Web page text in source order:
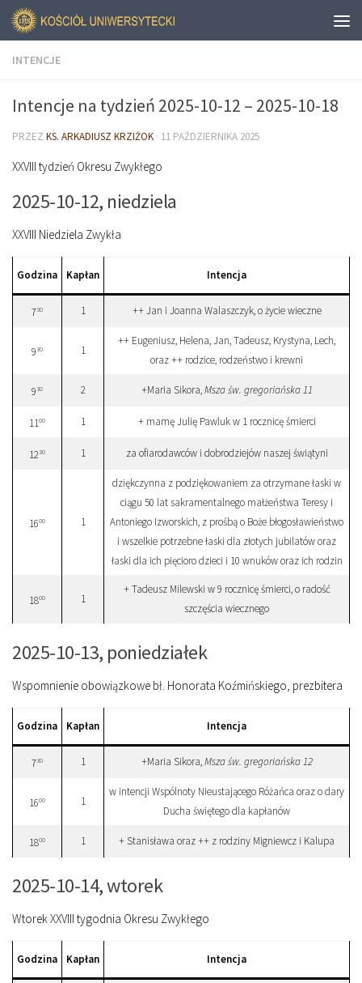
INTENCJE
Intencje na tydzień 2025-10-12 – 2025-10-18
PRZEZ KS. ARKADIUSZ KRZIŻOK · 11 PAŹDZIERNIKA 2025
XXVIII tydzień Okresu Zwykłego
2025-10-12, niedziela
XXVIII Niedziela Zwykła
Godzina Kapłan Intencja
730 1 ++ Jan i Joanna Walaszczyk, o życie wieczne
930 1
++ Eugeniusz, Helena, Jan, Tadeusz, Krystyna, Lech,
oraz ++ rodzice, rodzeństwo i krewni
930 2 +Maria Sikora,Msza św. gregoriańska 11
1100 1 + mamę Julię Pawluk w 1 rocznicę śmierci
1230 1 za ofiarodawców i dobrodziejów naszej świątyni
1600 1
dziękczynna z podziękowaniem za otrzymane łaski w
ciągu 50 lat sakramentalnego małżeństwa Teresy i
Antoniego Izworskich, z prośbą o Boże błogosławieństwo
i wszelkie potrzebne łaski dla złotych jubilatów oraz
łaski dla ich pięcioro dzieci i 10 wnuków oraz ich rodzin
1800 1
+ Tadeusz Milewski w 9 rocznicę śmierci, o radość
szczęścia wiecznego
2025-10-13, poniedziałek
Wspomnienie obowiązkowe bł. Honorata Koźmińskiego, prezbitera
Godzina Kapłan Intencja
730 1 +Maria Sikora,Msza św. gregoriańska 12
1600 1
w intencji Wspólnoty Nieustającego Różańca oraz o dary
Ducha świętego dla kapłanów
1800 1 + Stanisława oraz ++ z rodziny Migniewcz i Kalupa
2025-10-14, wtorek
Wtorek XXVIII tygodnia Okresu Zwykłego
Godzina Kapłan Intencja